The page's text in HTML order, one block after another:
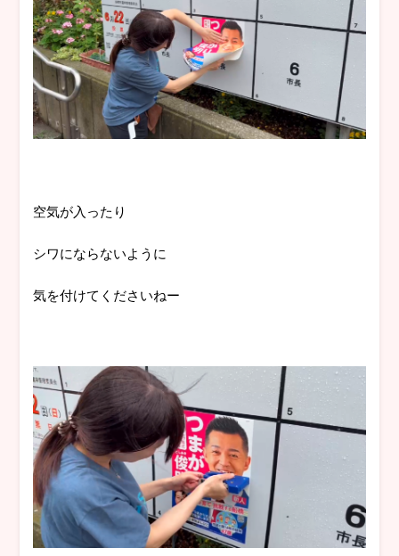
空気が入ったり
シワにならないように
気を付けてくださいねー